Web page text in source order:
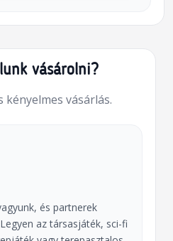
vásárolni?
kényelmes vásárlás.
és partnerek
az társasjáték, sci-fi